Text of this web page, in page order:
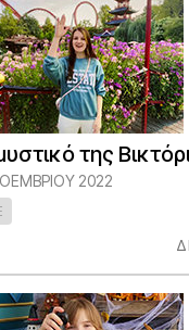
της
2022